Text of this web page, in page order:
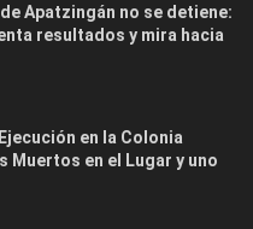
Apatzingán no se detiene:
resultados y mira hacia
en la Colonia
Muertos en el Lugar y uno